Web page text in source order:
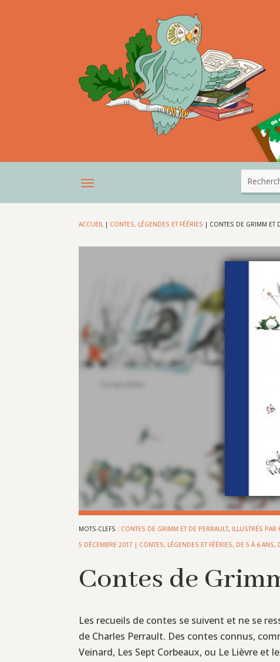
ACCUEIL | CONTES, LÉGENDES ET FÉÉRIES | CONTES DE GRIMM ET
MOTS-CLEFS : CONTES DE GRIMM ET DE PERRAULT, ILLUSTRÉS PAR
5 DÉCEMBRE 2017 | CONTES, LÉGENDES ET FÉÉRIES, DE 5 À 6 ANS,
Contes de
Les recueils de contes se suivent et ne se
de Charles Perrault. Des contes connus,
Veinard, Les Sept Corbeaux, ou Le Lièvre et